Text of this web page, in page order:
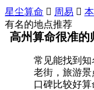
星尘算命  周易 
有名的地点推荐
高州算命很准的
常见能找到
老街，旅游景
口碑比较好